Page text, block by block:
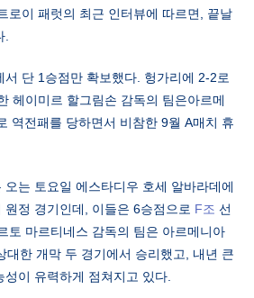
로이 패럿의 최근 인터뷰에 따르면, 끝날
.
서 단 1승점만 확보했다. 헝가리에 2-2로
헤이미르 할그림손 감독의 팀은아르메
역전패를 당하면서 비참한 9월 A매치 휴
는 토요일 에스타디우 호세 알바라데에
정 경기인데, 이들은 6승점으로 F조 선
토 마르티네스 감독의 팀은 아르메니아
대한 개막 두 경기에서 승리했고, 내년 큰
이 유력하게 점쳐지고 있다.